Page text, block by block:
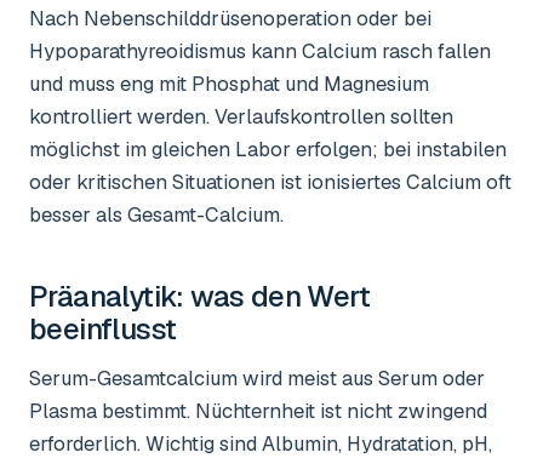
Nach Nebenschilddrüsenoperation oder bei
Hypoparathyreoidismus kann Calcium rasch fallen
und muss eng mit Phosphat und Magnesium
kontrolliert werden. Verlaufskontrollen sollten
möglichst im gleichen Labor erfolgen; bei instabilen
oder kritischen Situationen ist ionisiertes Calcium oft
besser als Gesamt-Calcium.
Präanalytik: was den Wert
beeinflusst
Serum-Gesamtcalcium wird meist aus Serum oder
Plasma bestimmt. Nüchternheit ist nicht zwingend
erforderlich. Wichtig sind Albumin, Hydratation, pH,